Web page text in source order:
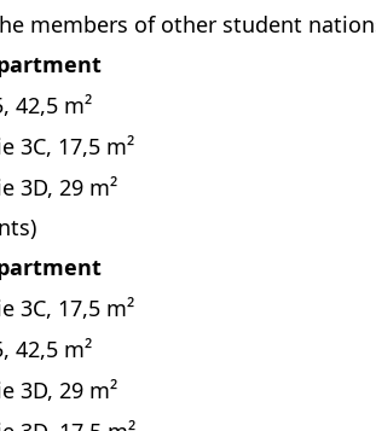
members of other student
42,5 m²
3C, 17,5 m²
3D, 29 m²
3C, 17,5 m²
42,5 m²
3D, 29 m²